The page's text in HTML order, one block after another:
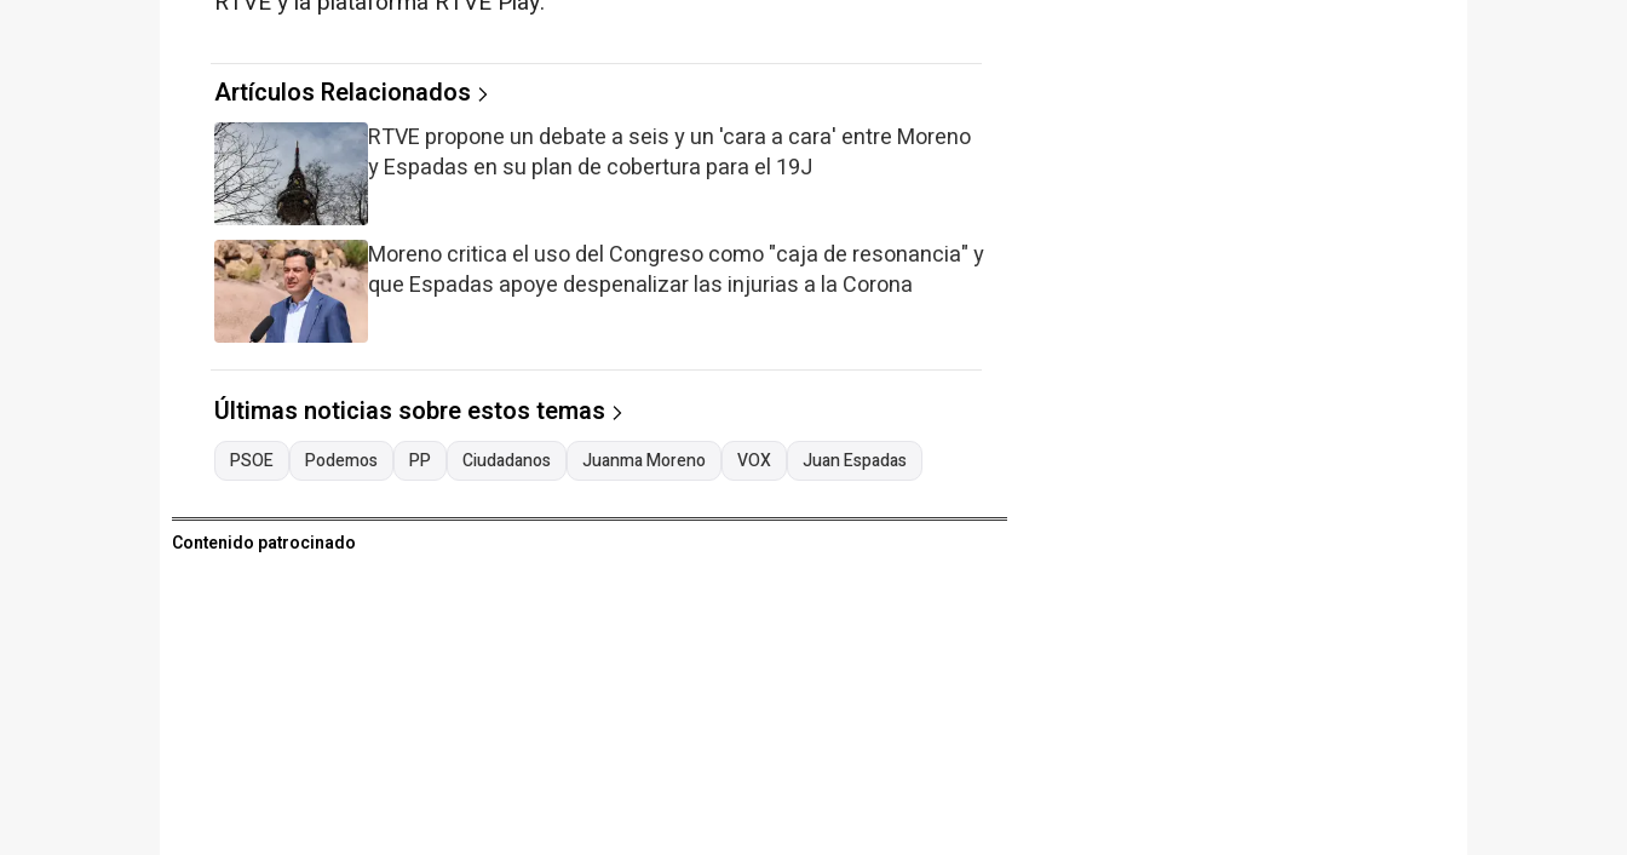
Artículos Relacionados
RTVE propone un debate a seis y un 'cara a cara' entre Moreno
y Espadas en su plan de cobertura para el 19J
Moreno critica el uso del Congreso como "caja de resonancia" y
que Espadas apoye despenalizar las injurias a la Corona
Últimas noticias sobre estos temas
PSOE Podemos PP Ciudadanos Juanma Moreno VOX Juan Espadas
Contenido patrocinado